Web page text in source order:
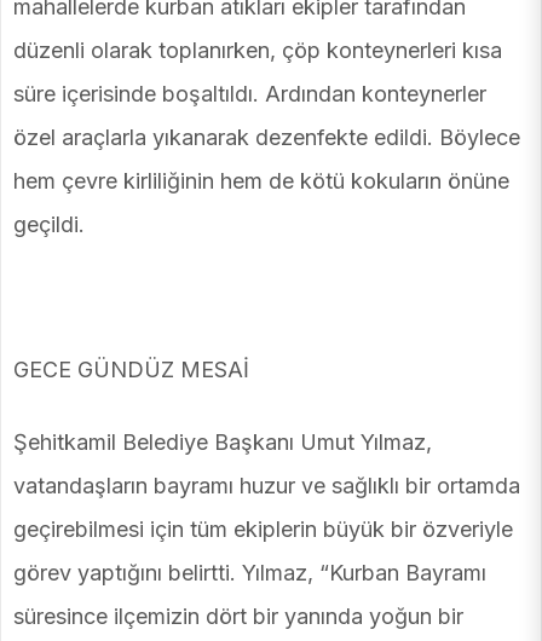
mahallelerde kurban atıkları ekipler tarafından
düzenli olarak toplanırken, çöp konteynerleri kısa
süre içerisinde boşaltıldı. Ardından konteynerler
özel araçlarla yıkanarak dezenfekte edildi. Böylece
hem çevre kirliliğinin hem de kötü kokuların önüne
geçildi.
GECE GÜNDÜZ MESAİ
Şehitkamil Belediye Başkanı Umut Yılmaz,
vatandaşların bayramı huzur ve sağlıklı bir ortamda
geçirebilmesi için tüm ekiplerin büyük bir özveriyle
görev yaptığını belirtti. Yılmaz, “Kurban Bayramı
süresince ilçemizin dört bir yanında yoğun bir